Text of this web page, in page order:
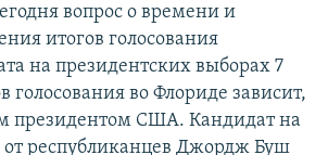
вопрос о времени и
итогов голосования
на президентских выборах 7
голосования во Флориде зависит,
президентом США. Кандидат на
от республиканцев Джордж Буш